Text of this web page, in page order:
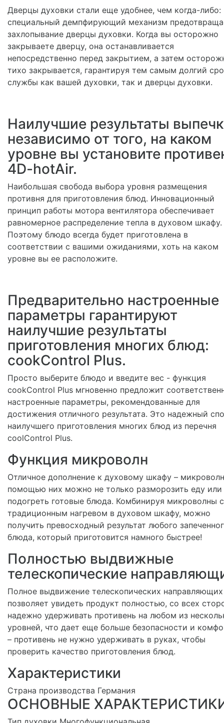
Дверцы духовки стали еще удобнее, чем когда-либо:
специальный демпфирующий механизм
захлопывание дверцы духовки. Когда вы осторожно
закрываете дверцу, она останавливается
непосредственно перед закрытием, а затем
тихо закрывается, гарантируя тем самым долгий
службы как вашей духовки, так и дверцы духовки.
Наилучшие результаты
независимо от того, на каком
уровне вы установите
4D-hotAir.
Наибольшая свобода выбора уровня размещения
противня для приготовления блюд. Инновационный
принцип работы мотора вентилятора обеспечивает
равномерное распределение тепла в духовом шкафу.
Поэтому блюдо всегда будет приготовлена в
соответствии с вашими ожиданиями, хоть на каком
уровне вы ее расположите.
Предварительно настроенные
параметры гарантируют
наилучшие результаты
приготовления многих блюд:
cookControl Plus.
Просто выберите блюдо и введите вес - функция
cookControl Plus мгновенно предложит
настроенные параметры, рекомендованные для
достижения отличного результата. Это надежный
наилучшего приготовления многих блюд из перечня
coolControl Plus.
Функция микроволн
Отличное дополнение к духовому шкафу –
помощью них можно не только разморозить еду или
подогреть готовые блюда. Комбинируя микроволны с
традиционным нагревом в духовом шкафу, можно
получить превосходный результат любого
блюда, который приготовится намного быстрее!
Полностью выдвижные
телескопические
Полное выдвижение телескопических направляющих
позволяет увидеть продукт полностью, со всех
надежно удерживать противень на любом из
уровней, что дает еще больше безопасности и
– противень не нужно удерживать в руках, чтобы
проверить качество приготовления блюд.
Характеристики
Страна производства Германия
ОСНОВНЫЕ